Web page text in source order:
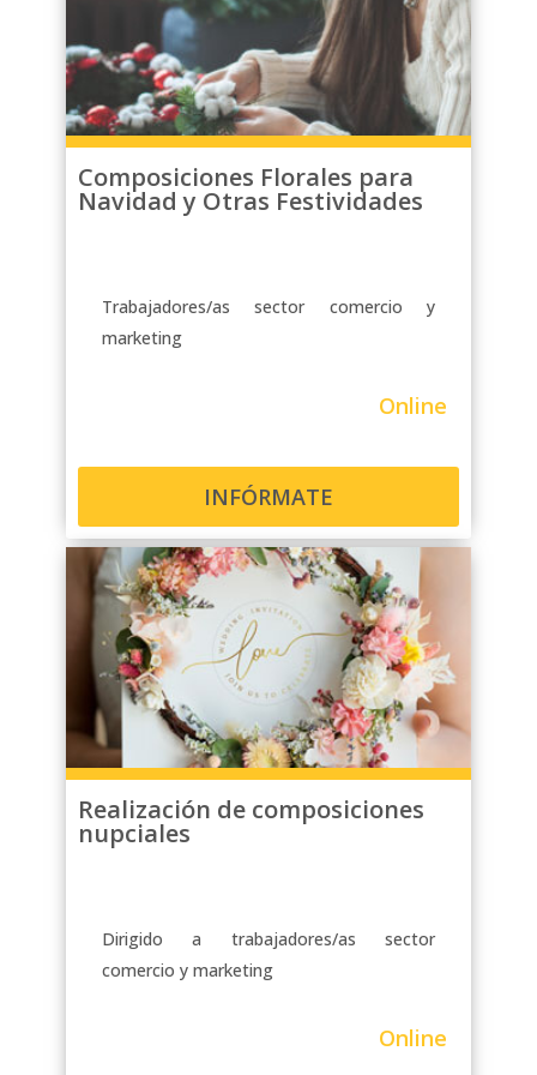
las clases cuando tengan tiempo, por
la mañana, por la noche o los fines de
semana. Además, tendrán un foro
donde resolver todas sus dudas y
tutorías con el docente.
Composiciones Florales para
Navidad y Otras Festividades
Trabajadores/as sector comercio y
marketing
Online
INFÓRMATE
Realización de composiciones
nupciales
Dirigido a trabajadores/as sector
comercio y marketing
Online